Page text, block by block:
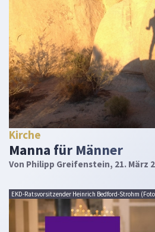
Kirche
Manna für Männer
Von Philipp Greifenstein, 21. März
EKD-Ratsvorsitzender Heinrich Bedford-Strohm